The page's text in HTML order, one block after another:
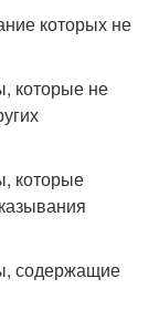
которых не
которые не
которые
содержащие